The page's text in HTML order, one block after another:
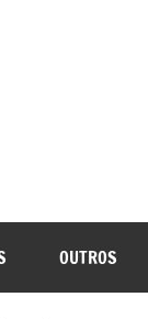
OUTROS